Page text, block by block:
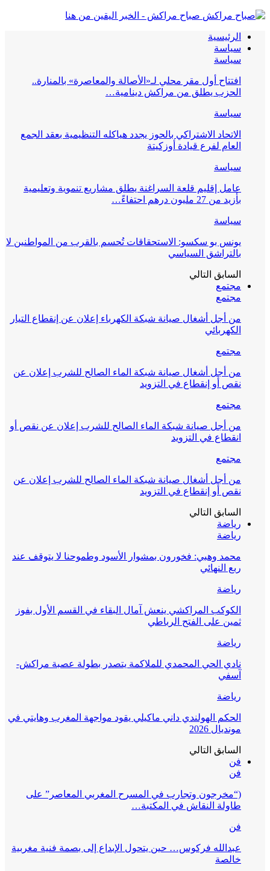
صباح مراكش - الخبر اليقين من هنا
الرئيسية
سياسة
سياسة
افتتاح أول مقر محلي لـ«الأصالة والمعاصرة» بالمنارة..
الحزب يطلق من مراكش دينامية…
سياسة
الاتحاد الاشتراكي بالحوز يجدد هياكله التنظيمية بعقد الجمع
العام لفرع قيادة أوزكيتة
سياسة
عامل إقليم قلعة السراغنة يطلق مشاريع تنموية وتعليمية
بأزيد من 27 مليون درهم احتفاءً…
سياسة
يونس بو سكسو: الاستحقاقات تُحسم بالقرب من المواطنين لا
بالتراشق السياسي
السابق التالي
مجتمع
مجتمع
من أجل أشغال صيانة شبكة الكهرباء إعلان عن إنقطاع التيار
الكهربائي
مجتمع
من أجل أشغال صيانة شبكة الماء الصالح للشرب إعلان عن
نقص أو إنقطاع في التزويد
مجتمع
من أجل صيانة شبكة الماء الصالح للشرب إعلان عن نقص أو
انقطاع في التزويد
مجتمع
من أجل أشغال صيانة شبكة الماء الصالح للشرب إعلان عن
نقص أو إنقطاع في التزويد
السابق التالي
رياضة
رياضة
محمد وهبي: فخورون بمشوار الأسود وطموحنا لا يتوقف عند
ربع النهائي
رياضة
الكوكب المراكشي ينعش آمال البقاء في القسم الأول بفوز
ثمين على الفتح الرباطي
رياضة
نادي الحي المحمدي للملاكمة يتصدر بطولة عصبة مراكش-
آسفي
رياضة
الحكم الهولندي داني ماكيلي يقود مواجهة المغرب وهايتي في
مونديال 2026
السابق التالي
فن
فن
(“مخرجون وتجارب في المسرح المغربي المعاصر” على
طاولة النقاش في المكتبة…
فن
عبدالله فركوس… حين يتحول الإبداع إلى بصمة فنية مغربية
خالصة